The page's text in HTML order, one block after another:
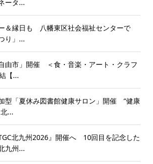
ータ...
＆縁日も 八幡東区社会福祉センターで
り」...
由市」開催 ＜食・音楽・アート・クラフ
【...
型「夏休み図書館健康サロン」開催 “健康
...
北九州2026』開催へ 10回目を記念した
九州...